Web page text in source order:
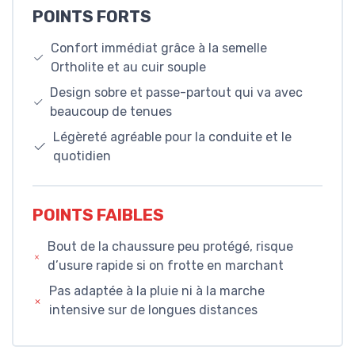
POINTS FORTS
Confort immédiat grâce à la semelle
Ortholite et au cuir souple
Design sobre et passe-partout qui va avec
beaucoup de tenues
Légèreté agréable pour la conduite et le
quotidien
POINTS FAIBLES
Bout de la chaussure peu protégé, risque
d’usure rapide si on frotte en marchant
Pas adaptée à la pluie ni à la marche
intensive sur de longues distances